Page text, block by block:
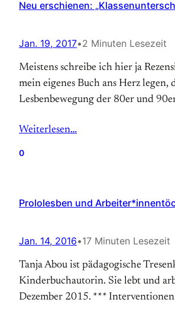
Neu erschienen:
Jan. 19, 2017•2 Minuten Lesezeit
Meistens schreibe ich hier ja
mein eigenes Buch ans Herz
Lesbenbewegung der 80er und
Weiterlesen…
0
Prololesben und
Jan. 14, 2016•17 Minuten Lesezeit
Tanja Abou ist pädagogische
Kinderbuchautorin. Sie lebt und
Dezember 2015. ***